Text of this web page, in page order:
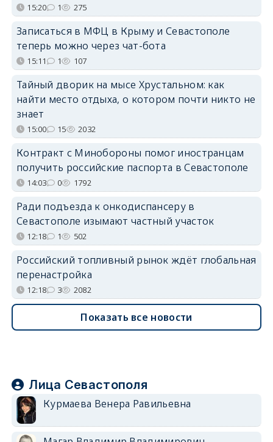
15:20 1 275
Записаться в МФЦ в Крыму и Севастополе
теперь можно через чат-бота
15:11 1 107
Тайный дворик на мысе Хрустальном: как
найти место отдыха, о котором почти никто не
знает
15:00 15 2032
Контракт с Минобороны помог иностранцам
получить российские паспорта в Севастополе
14:03 0 1792
Ради подъезда к онкодиспансеру в
Севастополе изымают частный участок
12:18 1 502
Российский топливный рынок ждёт глобальная
перенастройка
12:18 3 2082
Показать все новости
Лица Севастополя
Курмаева Венера Равильевна